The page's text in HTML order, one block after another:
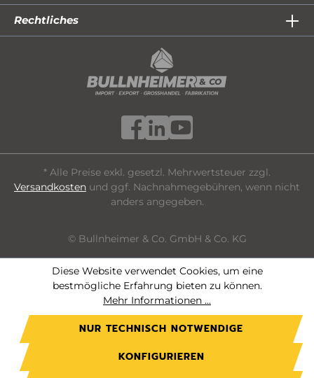
Rechtliches
* Alle Preise exkl. gesetzl. Mehrwertsteuer zzgl.
Versandkosten und ggf. Nachnahmegebühren, wenn nicht
anders angegeben.
© Bullnheimer & Co. GmbH & Co. KG
Diese Website verwendet Cookies, um eine
bestmögliche Erfahrung bieten zu können.
Mehr Informationen ...
NUR TECHNISCH NOTWENDIGE
KONFIGURIEREN